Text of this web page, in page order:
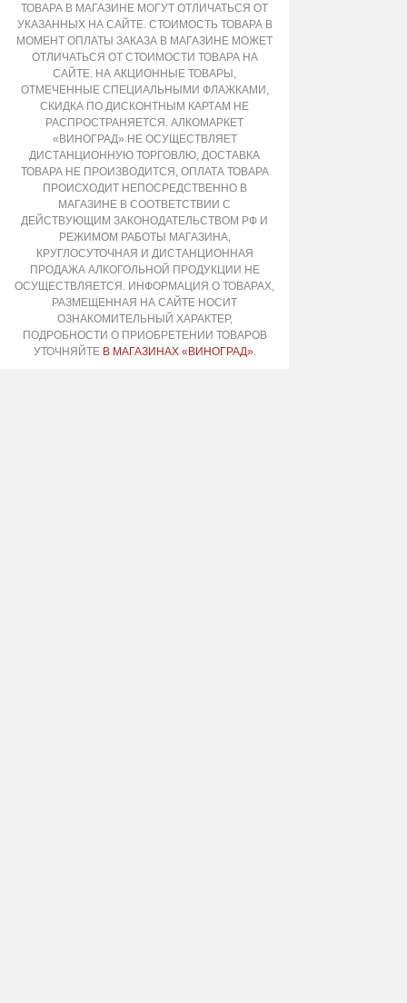
ТОВАРА В МАГАЗИНЕ МОГУТ ОТЛИЧАТЬСЯ ОТ
УКАЗАННЫХ НА САЙТЕ. СТОИМОСТЬ ТОВАРА В
МОМЕНТ ОПЛАТЫ ЗАКАЗА В МАГАЗИНЕ МОЖЕТ
ОТЛИЧАТЬСЯ ОТ СТОИМОСТИ ТОВАРА НА
САЙТЕ. НА АКЦИОННЫЕ ТОВАРЫ,
ОТМЕЧЕННЫЕ СПЕЦИАЛЬНЫМИ ФЛАЖКАМИ,
СКИДКА ПО ДИСКОНТНЫМ КАРТАМ НЕ
РАСПРОСТРАНЯЕТСЯ. АЛКОМАРКЕТ
«ВИНОГРАД» НЕ ОСУЩЕСТВЛЯЕТ
ДИСТАНЦИОННУЮ ТОРГОВЛЮ, ДОСТАВКА
ТОВАРА НЕ ПРОИЗВОДИТСЯ, ОПЛАТА ТОВАРА
ПРОИСХОДИТ НЕПОСРЕДСТВЕННО В
МАГАЗИНЕ В СООТВЕТСТВИИ С
ДЕЙСТВУЮЩИМ ЗАКОНОДАТЕЛЬСТВОМ РФ И
РЕЖИМОМ РАБОТЫ МАГАЗИНА,
КРУГЛОСУТОЧНАЯ И ДИСТАНЦИОННАЯ
ПРОДАЖА АЛКОГОЛЬНОЙ ПРОДУКЦИИ НЕ
ОСУЩЕСТВЛЯЕТСЯ. ИНФОРМАЦИЯ О ТОВАРАХ,
РАЗМЕЩЕННАЯ НА САЙТЕ НОСИТ
ОЗНАКОМИТЕЛЬНЫЙ ХАРАКТЕР,
ПОДРОБНОСТИ О ПРИОБРЕТЕНИИ ТОВАРОВ
УТОЧНЯЙТЕ В МАГАЗИНАХ «ВИНОГРАД».